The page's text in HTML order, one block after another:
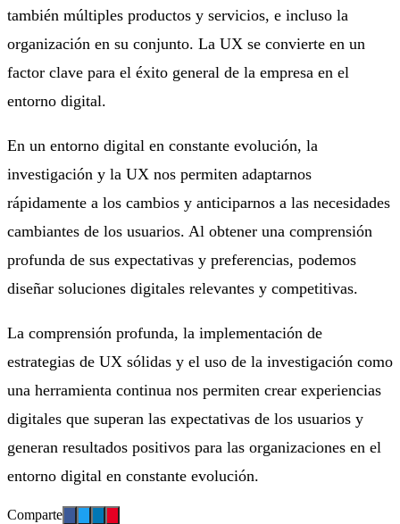
también múltiples productos y servicios, e incluso la
organización en su conjunto. La UX se convierte en un
factor clave para el éxito general de la empresa en el
entorno digital.
En un entorno digital en constante evolución, la
investigación y la UX nos permiten adaptarnos
rápidamente a los cambios y anticiparnos a las necesidades
cambiantes de los usuarios. Al obtener una comprensión
profunda de sus expectativas y preferencias, podemos
diseñar soluciones digitales relevantes y competitivas.
La comprensión profunda, la implementación de
estrategias de UX sólidas y el uso de la investigación como
una herramienta continua nos permiten crear experiencias
digitales que superan las expectativas de los usuarios y
generan resultados positivos para las organizaciones en el
entorno digital en constante evolución.
Comparte